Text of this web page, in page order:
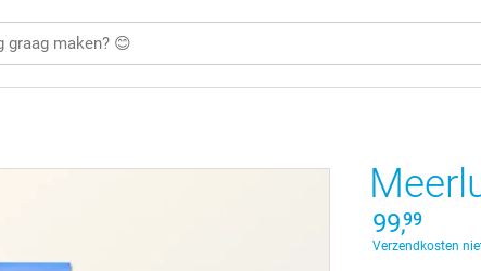
99,99
Verzendkosten